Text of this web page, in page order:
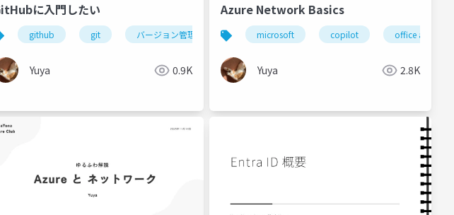
に入門したい
github git バージョン管理
Yuya 0.9K
Azure Network Basics
microsoft copilot office agent
Yuya 2.8K